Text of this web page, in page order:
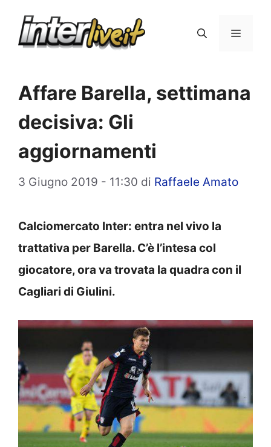
Menu
Affare Barella, settimana
decisiva: Gli
aggiornamenti
3 Giugno 2019 - 11:30 di Raffaele Amato
Calciomercato Inter: entra nel vivo la
trattativa per Barella. C’è l’intesa col
giocatore, ora va trovata la quadra con il
Cagliari di Giulini.